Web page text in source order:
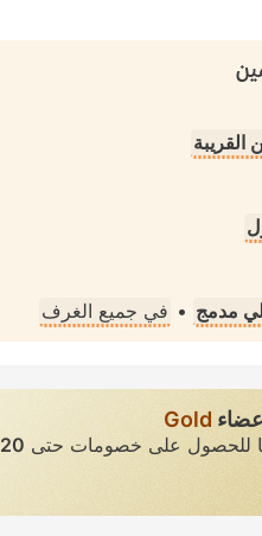
القريبة
مدمج • في جميع الغرف
Gold
للحصول على خصومات حتى 20%